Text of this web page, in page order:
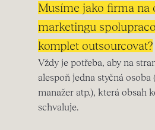
Musíme jako firma na
marketingu
komplet outsourcovat?
Vždy je potřeba, aby na
alespoň jedna styčná
manažer atp.), která obsah
schvaluje.